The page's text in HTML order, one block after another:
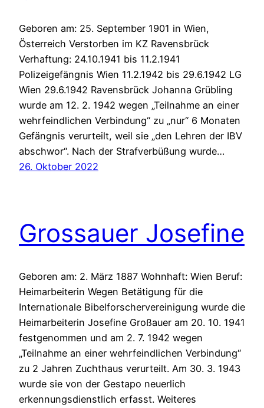
Geboren am: 25. September 1901 in Wien,
Österreich Verstorben im KZ Ravensbrück
Verhaftung: 24.10.1941 bis 11.2.1941
Polizeigefängnis Wien 11.2.1942 bis 29.6.1942 LG
Wien 29.6.1942 Ravensbrück Johanna Grübling
wurde am 12. 2. 1942 wegen „Teilnahme an einer
wehrfeindlichen Verbindung“ zu „nur“ 6 Monaten
Gefängnis verurteilt, weil sie „den Lehren der IBV
abschwor“. Nach der Strafverbüßung wurde…
26. Oktober 2022
Grossauer Josefine
Geboren am: 2. März 1887 Wohnhaft: Wien Beruf:
Heimarbeiterin Wegen Betätigung für die
Internationale Bibelforschervereinigung wurde die
Heimarbeiterin Josefine Großauer am 20. 10. 1941
festgenommen und am 2. 7. 1942 wegen
„Teilnahme an einer wehrfeindlichen Verbindung“
zu 2 Jahren Zuchthaus verurteilt. Am 30. 3. 1943
wurde sie von der Gestapo neuerlich
erkennungsdienstlich erfasst. Weiteres